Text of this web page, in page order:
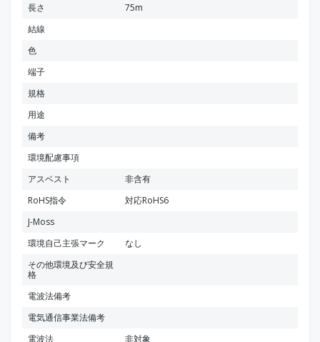
長さ
75m
結線
色
端子
規格
用途
備考
環境配慮事項
アスベスト
非含有
RoHS指令
対応RoHS6
J-Moss
環境自己主張マーク
なし
その他環境及び安全規
格
電波法備考
電気通信事業法備考
電波法
非対象